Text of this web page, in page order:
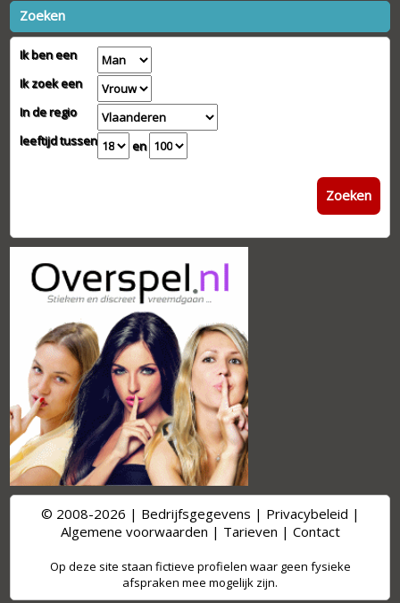
Zoeken
Ik ben een
Ik zoek een
In de regio
leeftijd tussen
en
Zoeken
© 2008-2026 | Bedrijfsgegevens | Privacybeleid |
Algemene voorwaarden | Tarieven | Contact
Op deze site staan fictieve profielen waar geen fysieke
afspraken mee mogelijk zijn.